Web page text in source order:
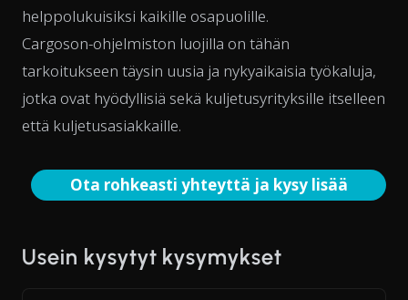
helppolukuisiksi kaikille osapuolille.
Cargoson-ohjelmiston luojilla on tähän
tarkoitukseen täysin uusia ja nykyaikaisia työkaluja,
jotka ovat hyödyllisiä sekä kuljetusyrityksille itselleen
että kuljetusasiakkaille.
Ota rohkeasti yhteyttä ja kysy lisää
Usein kysytyt kysymykset